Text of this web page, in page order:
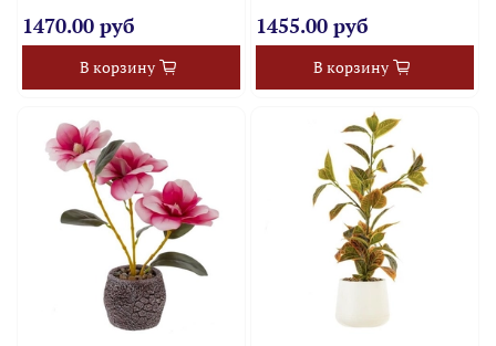
1470.00 руб
В корзину
1455.00 руб
В корзину